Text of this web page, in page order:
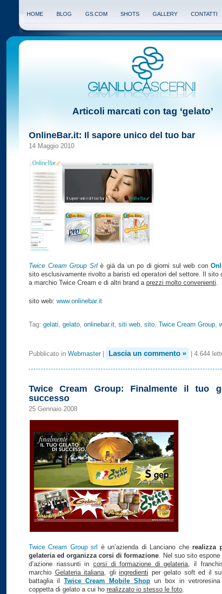
HOME BLOG GS.COM SHOTS GALLERY CONTATTI
Articoli marcati con tag ‘gelato’
OnlineBar.it: Il sapore unico del tuo bar
14 Maggio 2010
Twice Cream Group Srlè già da un po di giorni sul web con
sito esclusivamente rivolto a baristi ed operatori del settore. Il sito
a marchio Twice Cream e di altri brand a prezzi molto convenienti
sito web: www.onlinebar.it
Tag: gelati gelato onlinebar.it siti web sito Twice Cream Group
Pubblicato in Webmaster| Lascia un commento » | 4.644
Twice Cream Group: Finalmente il tuo
successo
25 Gennaio 2008
Twice Cream Group srl è un’azienda di Lanciano cherealizza
gelateria ed organizza corsi di formazione. Nel suo sito
d’azione riassunti in corsi di formazione di gelateria, il
marchio Gelateria italiana, gli ingredienti per gelato soft ed il
battaglia il Twice Cream Mobile Shop un box in
coppetta di gelato a cui ho realizzato io stesso le foto.